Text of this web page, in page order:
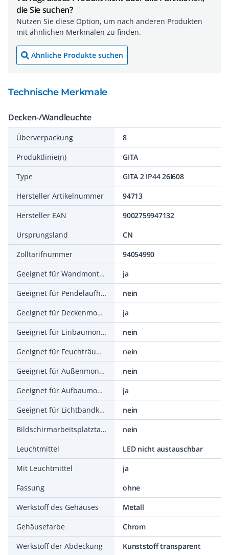
die Sie suchen?
Nutzen Sie diese Option, um nach anderen Produkten
mit ähnlichen Merkmalen zu finden.
Ähnliche Produkte suchen
Technische Merkmale
Decken-/Wandleuchte
Überverpackung
8
Produktlinie(n)
GITA
Type
GITA 2 IP44 26I608
Hersteller Artikelnummer
94713
Hersteller EAN
9002759947132
Ursprungsland
CN
Zolltarifnummer
94054990
Geeignet für Wandmontage
ja
Geeignet für Pendelaufhängung
nein
Geeignet für Deckenmontage
ja
Geeignet für Einbaumontage
nein
Geeignet für Feuchträume
nein
Geeignet für Außenmontage
nein
Geeignet für Aufbaumontage
ja
Geeignet für Lichtbandkonfiguration
nein
Bildschirmarbeitsplatztauglich nach EN 12464-1
nein
Leuchtmittel
LED nicht austauschbar
Mit Leuchtmittel
ja
Fassung
ohne
Werkstoff des Gehäuses
Metall
Gehäusefarbe
Chrom
Werkstoff der Abdeckung
Kunststoff transparent